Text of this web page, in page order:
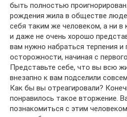
быть полностью
рождения жила в обществе
себя таким же человеком, а ни в
и даже не очень хорошо
вам нужно набраться терпения
осторожности, начиная с
Представьте себе, что вы всю
внезапно к вам подселили
Как бы вы отреагировали?
понравилось такое вторжение.
познакомиться с этим